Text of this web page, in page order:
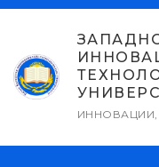
Перейти
содержимому
ИННОВАЦИИ,